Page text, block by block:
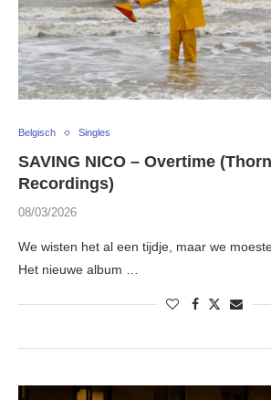
Belgisch Singles
SAVING NICO – Overtime
Recordings)
08/03/2026
We wisten het al een tijdje, maar we
Het nieuwe album …